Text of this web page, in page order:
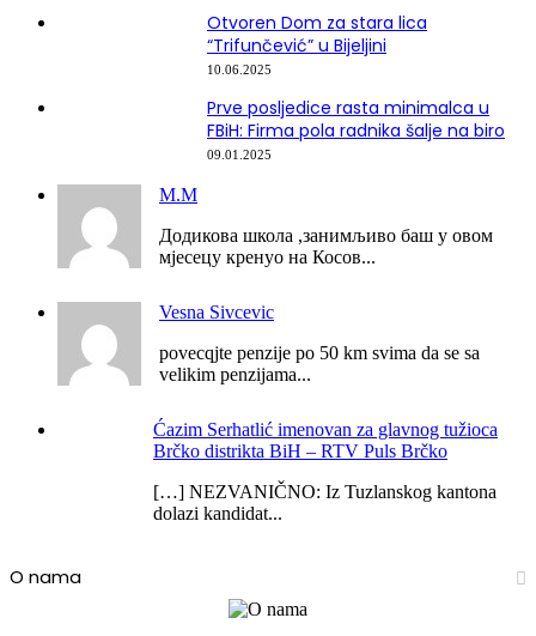
Otvoren Dom za stara lica
“Trifunčević” u Bijeljini
10.06.2025
Prve posljedice rasta minimalca u
FBiH: Firma pola radnika šalje na biro
09.01.2025
М.М
Додикова школа ,занимљиво баш у овом
мјесецу кренуо на Косов...
Vesna Sivcevic
povecqjte penzije po 50 km svima da se sa
velikim penzijama...
Ćazim Serhatlić imenovan za glavnog tužioca
Brčko distrikta BiH – RTV Puls Brčko
[…] NEZVANIČNO: Iz Tuzlanskog kantona
dolazi kandidat...
O nama